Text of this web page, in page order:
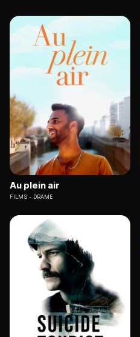
Au plein air
FILMS DRAME